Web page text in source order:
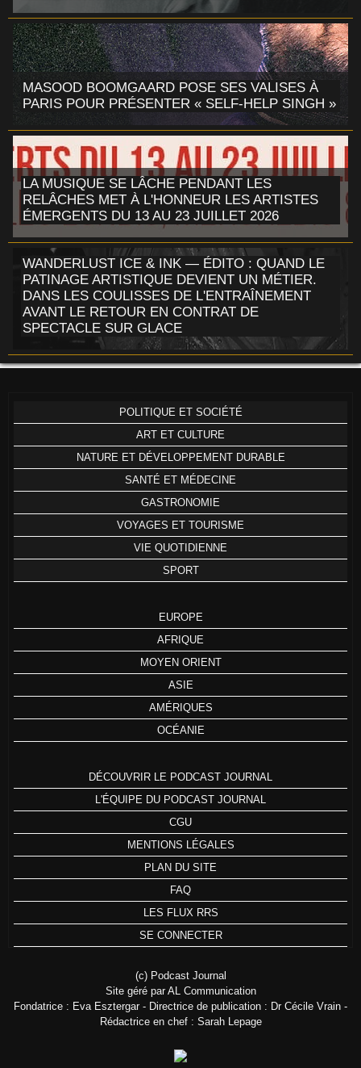
MASOOD BOOMGAARD POSE SES VALISES À
PARIS POUR PRÉSENTER « SELF-HELP SINGH »
LA MUSIQUE SE LÂCHE PENDANT LES
RELÂCHES MET À L'HONNEUR LES ARTISTES
ÉMERGENTS DU 13 AU 23 JUILLET 2026
WANDERLUST ICE & INK — ÉDITO : QUAND LE
PATINAGE ARTISTIQUE DEVIENT UN MÉTIER.
DANS LES COULISSES DE L'ENTRAÎNEMENT
AVANT LE RETOUR EN CONTRAT DE
SPECTACLE SUR GLACE
POLITIQUE ET SOCIÉTÉ
ART ET CULTURE
NATURE ET DÉVELOPPEMENT DURABLE
SANTÉ ET MÉDECINE
GASTRONOMIE
VOYAGES ET TOURISME
VIE QUOTIDIENNE
SPORT
EUROPE
AFRIQUE
MOYEN ORIENT
ASIE
AMÉRIQUES
OCÉANIE
DÉCOUVRIR LE PODCAST JOURNAL
L'ÉQUIPE DU PODCAST JOURNAL
CGU
MENTIONS LÉGALES
PLAN DU SITE
FAQ
LES FLUX RRS
SE CONNECTER
(c) Podcast Journal
Site géré par AL Communication
Fondatrice : Eva Esztergar - Directrice de publication : Dr Cécile Vrain -
Rédactrice en chef : Sarah Lepage